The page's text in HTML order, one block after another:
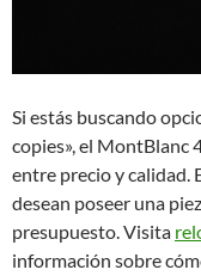
Si estás buscando
copies», el MontBlanc
entre precio y calidad.
desean poseer una
presupuesto. Visita
información sobre